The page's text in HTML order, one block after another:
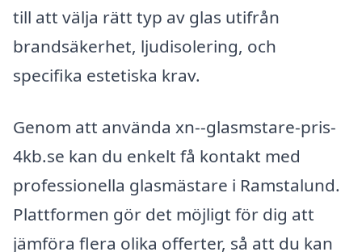
till att välja rätt typ av glas utifrån
brandsäkerhet, ljudisolering, och
specifika estetiska krav.
Genom att använda xn--glasmstare-pris-
4kb.se kan du enkelt få kontakt med
professionella glasmästare i Ramstalund.
Plattformen gör det möjligt för dig att
jämföra flera olika offerter, så att du kan